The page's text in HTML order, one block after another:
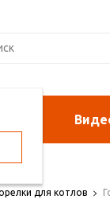
для котлов